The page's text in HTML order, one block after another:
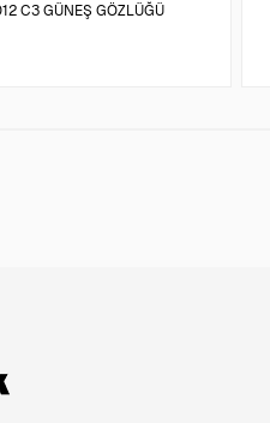
C3 GÜNEŞ GÖZLÜĞÜ